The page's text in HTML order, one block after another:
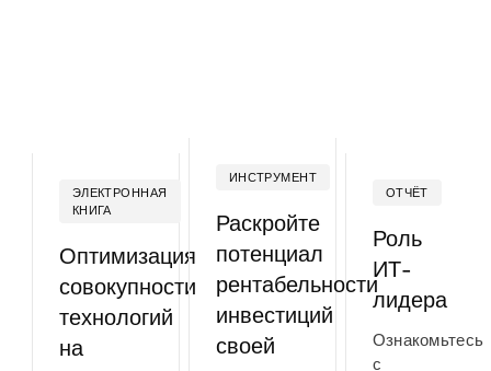
ЭЛЕКТРОННАЯ
КНИГА
Оптимизация
совокупности
технологий
на
ИНСТРУМЕНТ
Раскройте
потенциал
рентабельности
инвестиций
своей
ОТЧЁТ
Роль
ИТ-
лидера
Ознакомьтесь
с